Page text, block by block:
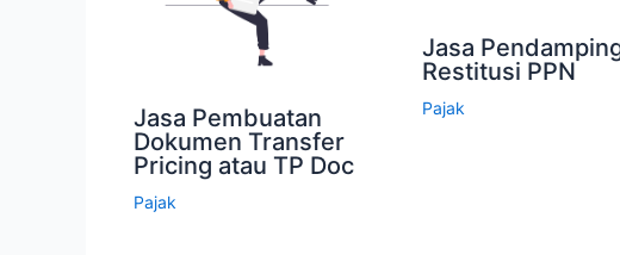
Jasa Pembuatan
Dokumen Transfer
Pricing atau TP Doc
Pajak
Jasa
Restitusi PPN
Pajak